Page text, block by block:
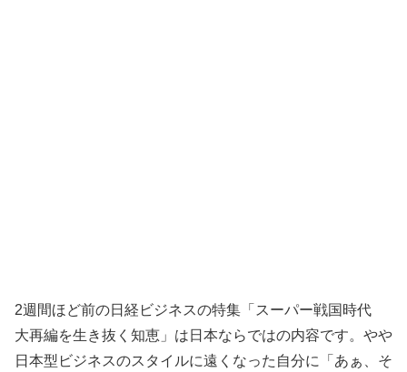
2週間ほど前の日経ビジネスの特集「スーパー戦国時代
大再編を生き抜く知恵」は日本ならではの内容です。やや
日本型ビジネスのスタイルに遠くなった自分に「あぁ、そ